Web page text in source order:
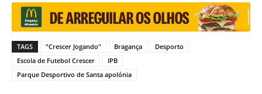
TAGS "Crescer Jogando" Bragança
Desporto
Escola de Futebol Crescer
IPB
Parque Desportivo de Santa apolónia